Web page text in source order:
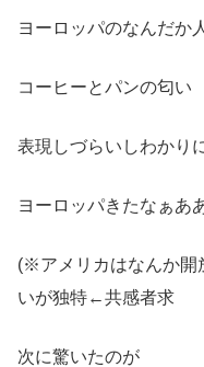
ヨーロッパのなんだか
コーヒーとパンの匂い
表現しづらいしわかり
ヨーロッパきたなぁあ
(※アメリカはなんか開
いが独特←共感者求
次に驚いたのが